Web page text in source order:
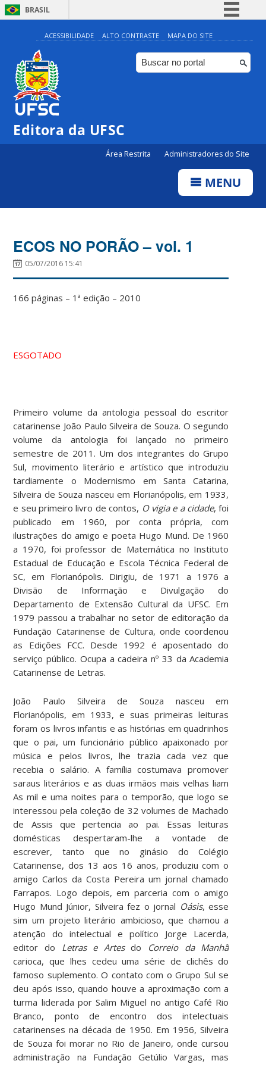
BRASIL
Simplifique!
Comunica BR
Participe
ACESSIBILIDADE ALTO CONTRASTE MAPA DO SITE
Editora da UFSC
Área Restrita Administradores do Site
MENU
ECOS NO PORÃO – vol. 1
05/07/2016 15:41
166 páginas – 1ª edição – 2010
ESGOTADO
Primeiro volume da antologia pessoal do escritor
catarinense João Paulo Silveira de Souza. O segundo
volume da antologia foi lançado no primeiro
semestre de 2011. Um dos integrantes do Grupo
Sul, movimento literário e artístico que introduziu
tardiamente o Modernismo em Santa Catarina,
Silveira de Souza nasceu em Florianópolis, em 1933,
e seu primeiro livro de contos, O vigia e a cidade, foi
publicado em 1960, por conta própria, com
ilustrações do amigo e poeta Hugo Mund. De 1960
a 1970, foi professor de Matemática no Instituto
Estadual de Educação e Escola Técnica Federal de
SC, em Florianópolis. Dirigiu, de 1971 a 1976 a
Divisão de Informação e Divulgação do
Departamento de Extensão Cultural da UFSC. Em
1979 passou a trabalhar no setor de editoração da
Fundação Catarinense de Cultura, onde coordenou
as Edições FCC. Desde 1992 é aposentado do
serviço público. Ocupa a cadeira nº 33 da Academia
Catarinense de Letras.
João Paulo Silveira de Souza nasceu em
Florianópolis, em 1933, e suas primeiras leituras
foram os livros infantis e as histórias em quadrinhos
que o pai, um funcionário público apaixonado por
música e pelos livros, lhe trazia cada vez que
recebia o salário. A família costumava promover
saraus literários e as duas irmãos mais velhas liam
As mil e uma noites para o temporão, que logo se
interessou pela coleção de 32 volumes de Machado
de Assis que pertencia ao pai. Essas leituras
domésticas despertaram-lhe a vontade de
escrever, tanto que no ginásio do Colégio
Catarinense, dos 13 aos 16 anos, produziu com o
amigo Carlos da Costa Pereira um jornal chamado
Farrapos. Logo depois, em parceria com o amigo
Hugo Mund Júnior, Silveira fez o jornal Oásis, esse
sim um projeto literário ambicioso, que chamou a
atenção do intelectual e político Jorge Lacerda,
editor do Letras e Artesdo Correio da Manhã
carioca, que lhes cedeu uma série de clichês do
famoso suplemento. O contato com o Grupo Sul se
deu após isso, quando houve a aproximação com a
turma liderada por Salim Miguel no antigo Café Rio
Branco, ponto de encontro dos intelectuais
catarinenses na década de 1950. Em 1956, Silveira
de Souza foi morar no Rio de Janeiro, onde cursou
administração na Fundação Getúlio Vargas, mas